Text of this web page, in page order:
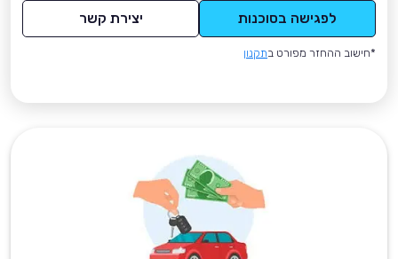
לפגישה בסוכנות יצירת קשר
*חישוב ההחזר מפורט בתקנון